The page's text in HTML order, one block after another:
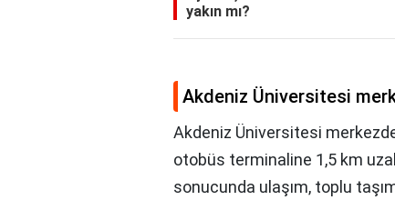
yakın mı?
Akdeniz Üniversitesi
Akdeniz Üniversitesi
otobüs terminaline 1,5 km
sonucunda ulaşım, toplu